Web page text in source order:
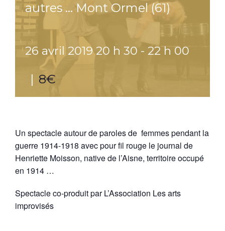
autres … Mont Ormel (61)
26 avril 2019 20 h 30 - 22 h 00
| 8€
Un spectacle autour de paroles de femmes pendant la
guerre 1914-1918 avec pour fil rouge le journal de
Henriette Moisson, native de l’Aisne, territoire occupé
en 1914 …
Spectacle co-produit par L’Association Les arts
improvisés